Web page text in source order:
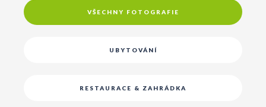
VŠECHNY FOTOGRAFIE
UBYTOVÁNÍ
RESTAURACE & ZAHRÁDKA